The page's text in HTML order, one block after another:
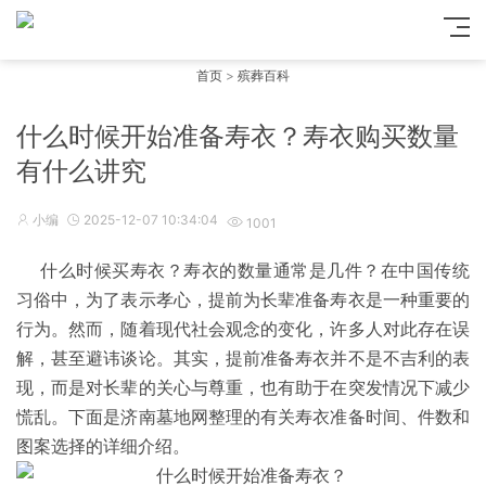
首页 > 殡葬百科
什么时候开始准备寿衣？寿衣购买数量
有什么讲究
小编 2025-12-07 10:34:04 1001
什么时候买寿衣？寿衣的数量通常是几件？在中国传统
习俗中，为了表示孝心，提前为长辈准备寿衣是一种重要的
行为。然而，随着现代社会观念的变化，许多人对此存在误
解，甚至避讳谈论。其实，提前准备寿衣并不是不吉利的表
现，而是对长辈的关心与尊重，也有助于在突发情况下减少
慌乱。下面是济南墓地网整理的有关寿衣准备时间、件数和
图案选择的详细介绍。